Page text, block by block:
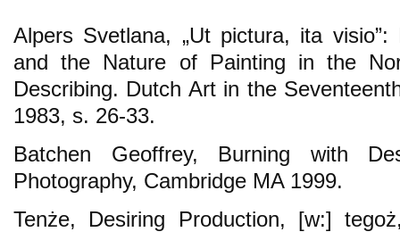
Alpers Svetlana, „Ut pictura, ita
and the Nature of Painting in the
Describing. Dutch Art in the
1983, s. 26-33.
Batchen Geoffrey, Burning with
Photography, Cambridge MA 1999.
Tenże, Desiring Production, [w:]